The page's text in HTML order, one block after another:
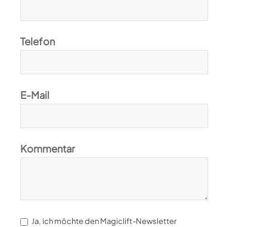
Telefon
E-Mail
Kommentar
Ja, ich möchte den Magiclift-Newsletter